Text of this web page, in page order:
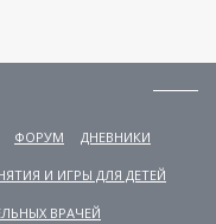
ФОРУМ ДНЕВНИКИ
И ИГРЫ ДЛЯ ДЕТЕЙ
ВРАЧЕЙ